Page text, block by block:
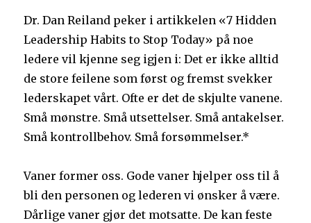
Dr. Dan Reiland peker i artikkelen «7 Hidden
Leadership Habits to Stop Today» på noe
ledere vil kjenne seg igjen i: Det er ikke alltid
de store feilene som først og fremst svekker
lederskapet vårt. Ofte er det de skjulte vanene.
Små mønstre. Små utsettelser. Små antakelser.
Små kontrollbehov. Små forsømmelser.*
Vaner former oss. Gode vaner hjelper oss til å
bli den personen og lederen vi ønsker å være.
Dårlige vaner gjør det motsatte. De kan feste